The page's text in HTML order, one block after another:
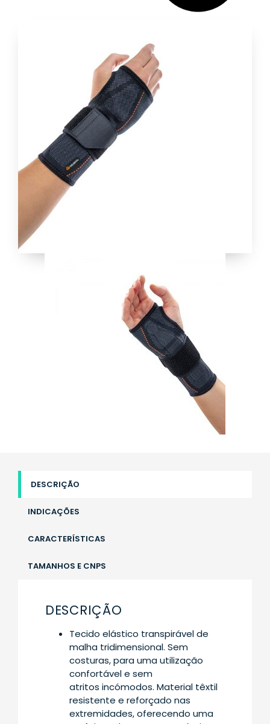
DESCRIÇÃO
INDICAÇÕES
CARACTERÍSTICAS
TAMANHOS E CNPS
DESCRIÇÃO
Tecido elástico transpirável de
malha tridimensional. Sem
costuras, para uma utilização
confortável e sem
atritos incómodos. Material têxtil
resistente e reforçado nas
extremidades, oferecendo uma